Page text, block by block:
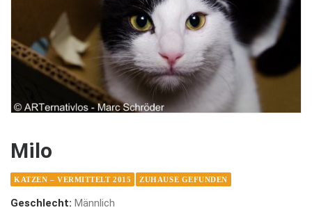
Milo
KATZEN – VERMITTELT 2015 ZUHAUSE GEFUNDEN
Geschlecht: Männlich